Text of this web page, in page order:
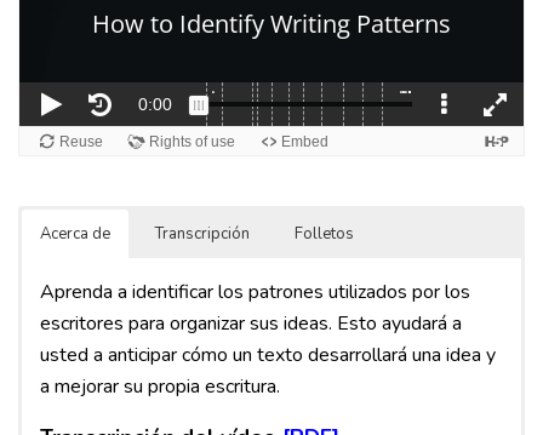
Acerca de Transcripción Folletos
Aprenda a identificar los patrones utilizados por los
escritores para organizar sus ideas. Esto ayudará a
usted a anticipar cómo un texto desarrollará una idea y
a mejorar su propia escritura.